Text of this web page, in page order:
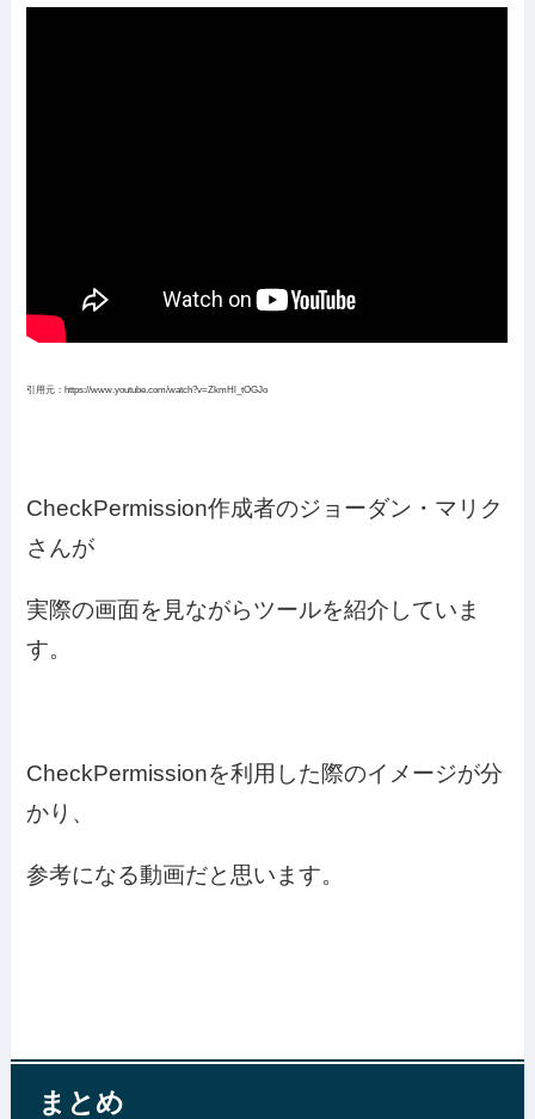
引用元：https://www.youtube.com/watch?v=ZkmHl_tOGJo
CheckPermission作成者のジョーダン・マリク
さんが
実際の画面を見ながらツールを紹介していま
す。
CheckPermissionを利用した際のイメージが分
かり、
参考になる動画だと思います。
まとめ